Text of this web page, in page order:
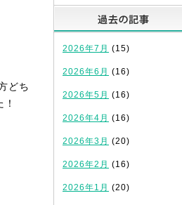
どち
2026年7月 (15)
2026年6月 (16)
2026年5月 (16)
2026年4月 (16)
2026年3月 (20)
2026年2月 (16)
2026年1月 (20)